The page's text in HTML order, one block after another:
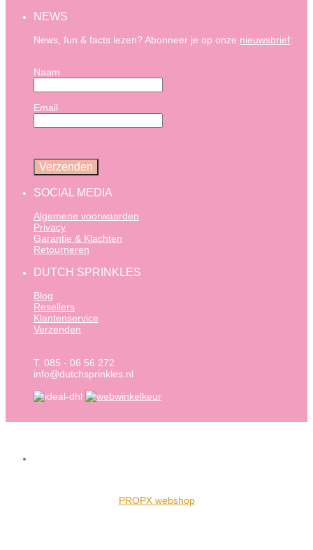
NEWS
News, fun & facts lezen? Abonneer je op onze nieuwsbrief:
Naam
Email
SOCIAL MEDIA
Algemene voorwaarden
Privacy
Garantie & Klachten
Retourneren
DUTCH SPRINKLES
Blog
Resellers
Klantenservice
Verzenden
T. 085 - 06 56 272
info@dutchsprinkles.nl
PROPX webshop